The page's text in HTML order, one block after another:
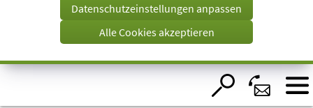
Visuelle
Tab)
Datenschutzeinstellungen anpassen
Alle Cookies akzeptieren